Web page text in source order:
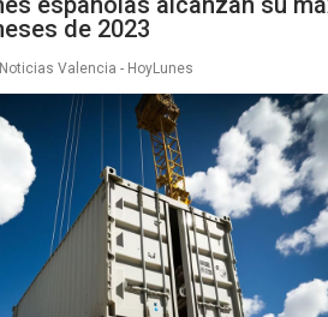
de 2023
Noticias Valencia - HoyLunes